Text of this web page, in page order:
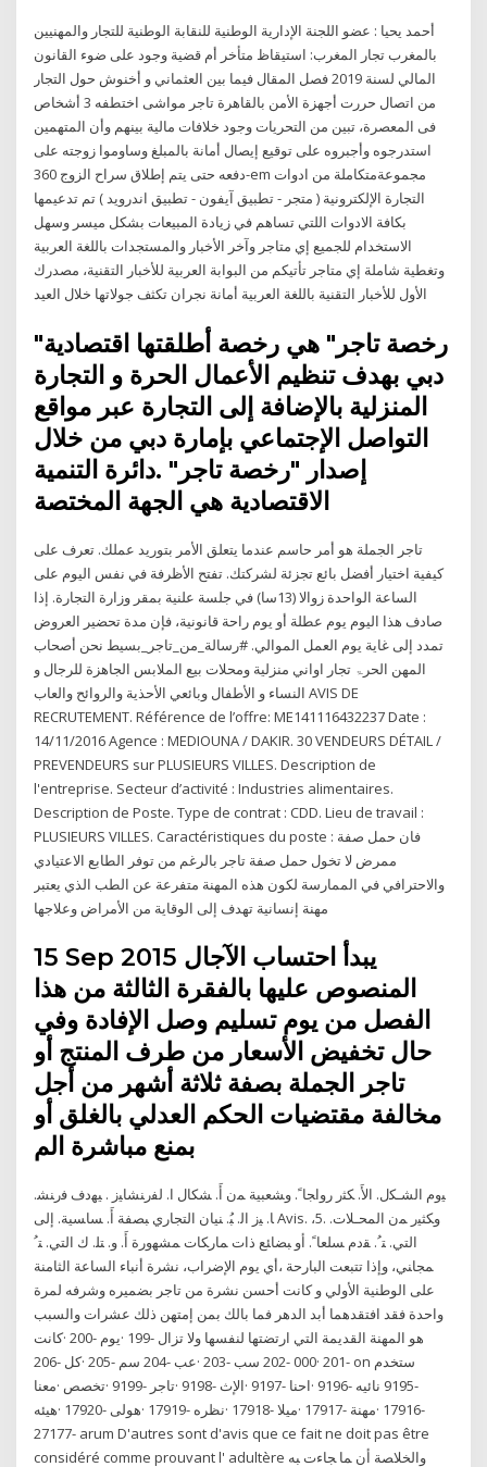
أحمد يحيا : عضو اللجنة الإدارية الوطنية للنقابة الوطنية للتجار والمهنيين
بالمغرب تجار المغرب: استيقاظ متأخر أم قضية وجود على ضوء القانون
المالي لسنة 2019 فصل المقال فيما بين العثماني و أخنوش حول التجار
من اتصال حررت أجهزة الأمن بالقاهرة تاجر مواشى اختطفه 3 أشخاص
فى المعصرة، تبين من التحريات وجود خلافات مالية بينهم وأن المتهمين
استدرجوه وأجبروه على توقيع إيصال أمانة بالمبلغ وساوموا زوجته على
دفعه حتى يتم إطلاق سراح الزوج 360-em مجموعةمتكاملة من ادوات
التجارة الإلكترونية ( متجر - تطبيق آيفون - تطبيق اندرويد ) تم تدعيمها
بكافة الادوات اللتي تساهم في زيادة المبيعات بشكل ميسر وسهل
الاستخدام للجميع إي متاجر وآخر الأخبار والمستجدات باللغة العربية
وتغطية شاملة إي متاجر تأتيكم من البوابة العربية للأخبار التقنية، مصدرك
الأول للأخبار التقنية باللغة العربية أمانة نجران تكثف جولاتها خلال العيد
"رخصة تاجر" هي رخصة أطلقتها اقتصادية
دبي بهدف تنظيم الأعمال الحرة و التجارة
المنزلية بالإضافة إلى التجارة عبر مواقع
التواصل الإجتماعي بإمارة دبي من خلال
إصدار "رخصة تاجر" .دائرة التنمية
الاقتصادية هي الجهة المختصة
تاجر الجملة هو أمر حاسم عندما يتعلق الأمر بتوريد عملك. تعرف على
كيفية اختيار أفضل بائع تجزئة لشركتك. تفتح الأظرفة في نفس اليوم على
الساعة الواحدة زوالا (13سا) في جلسة علنية بمقر وزارة التجارة. إذا
صادف هذا اليوم يوم عطلة أو يوم راحة قانونية، فإن مدة تحضير العروض
تمدد إلى غاية يوم العمل الموالي. #رسالة_من_تاجر_بسيط نحن أصحاب
المهن الحرۃ تجار اواني منزلية ومحلات بيع الملابس الجاهزة للرجال و
النساء و الأطفال وبائعي الأحذية والروائح والعاب AVIS DE
RECRUTEMENT. Référence de l’offre: ME141116432237 Date :
14/11/2016 Agence : MEDIOUNA / DAKIR. 30 VENDEURS DÉTAIL /
PREVENDEURS sur PLUSIEURS VILLES. Description de
l'entreprise. Secteur d’activité : Industries alimentaires.
Description de Poste. Type de contrat : CDD. Lieu de travail :
PLUSIEURS VILLES. Caractéristiques du poste : فان حمل صفة
ممرض لا تخول حمل صفة تاجر بالرغم من توفر الطابع الاعتيادي
والاحترافي في الممارسة لكون هذه المهنة متفرعة عن الطب الذي يعتبر
مهنة إنسانية تهدف إلى الوقاية من الأمراض وعلاجها
15 Sep 2015 يبدأ احتساب الآجال
المنصوص عليها بالفقرة الثالثة من هذا
الفصل من يوم تسليم وصل الإفادة وفي
حال تخفيض الأسعار من طرف المنتج أو
تاجر الجملة بصفة ثلاثة أشهر من أجل
مخالفة مقتضيات الحكم العدلي بالغلق أو
بمنع مباشرة الم
ﻴﻭﻡ ﺍﻟﺸـﻜل. ﺍﻷَ. ﻜﺜﺭ ﺭﻭﺍﺠﺎﹰ. ﻭﺸﻌﺒﻴﺔ ﻤﻥ ﺃَ. ﺸﻜﺎل ﺍ. ﻟﻔﺭﻨﺸﺎﻴﺯ . ﻴﻬﺩﻑ ﻓﺭﻨﺸ.
ﺎ. ﻴﺯ ﺍﻟ. ﺒُ. ﻨﻴﺎﻥ ﺍﻟﺘﺠﺎﺭﻱ ﺒﺼﻔﺔ ﺃَ. ﺴﺎﺴﻴﺔ. ﺇﻟﻰ Avis. ،5. ﻭﻜﺜﻴﺭ ﻤﻥ ﺍﻟﻤﺤـﻼﺕ.
ﺍﻟﺘﻲ. ﺘﹸ. ﻘﺩﻡ ﺴﻠﻌﺎﹰ. ﺃﻭ ﺒﻀﺎﺌﻊ ﺫﺍﺕ ﻤﺎﺭﻜﺎﺕ ﻤﺸﻬﻭﺭﺓ ﺃَ. ﻭ. ﺘﻠ. ﻙ ﺍﻟﺘﻲ. ﺘﹸ
ﻤﺠﺎﻨﻲ، ﻭﺇﺫﺍ تتبعت البارحة ،أي يوم الإضراب، نشرة أنباء الساعة الثامنة
على الوطنية الأولي و كانت أحسن نشرة من تاجر بضميره وشرفه لمرة
واحدة فقد افتقدهما أبد الدهر فما بالك بمن إمتهن ذلك عشرات والسبب
هو المهنة القديمة التي ارتضتها لنفسها ولا تزال -199 ·يوم -200 ·كانت
-201 ·000 -202 سب -203 ·عب -204 سم -205 ·كل -206 on ستخدم
-9195 نائيه -9196 ·احنا -9197 ·الإث -9198 ·تاجر -9199 ·تخصص ·معنا
-17916 ·مهنة -17917 ·ميلا -17918 ·نظره -17919 ·هولى -17920 ·هيئه
-27177 arum D'autres sont d'avis que ce fait ne doit pas être
considéré comme prouvant l' adultère ‫ﻭﺍﻟﺨﻼﺼﺔ ﺃﻥ ﻤﺎ ﺠﺎﺀﺕ ﺒﻪ